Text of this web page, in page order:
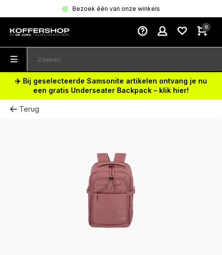
Bezoek één van onze winkels
0
✈️ Bij geselecteerde Samsonite artikelen ontvang je nu
een gratis Underseater Backpack – klik hier!
Terug